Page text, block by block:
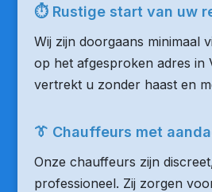
⏱ Rustige start van uw
Wij zijn doorgaans minimaal
op het afgesproken adres in
vertrekt u zonder haast en
👔 Chauffeurs met
Onze chauffeurs zijn
professioneel. Zij zorgen